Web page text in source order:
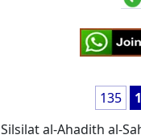
135
Silsilat al-Ahadith al-